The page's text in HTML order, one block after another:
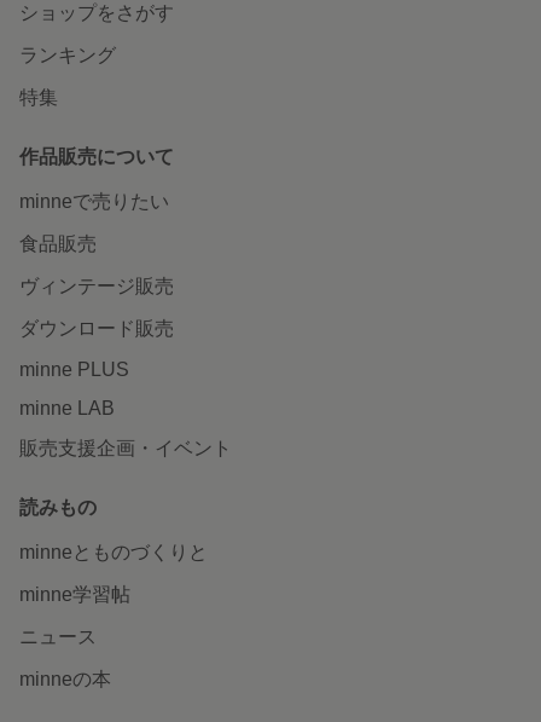
ショップをさがす
ランキング
特集
作品販売について
minneで売りたい
食品販売
ヴィンテージ販売
ダウンロード販売
minne PLUS
minne LAB
販売支援企画・イベント
読みもの
minneとものづくりと
minne学習帖
ニュース
minneの本